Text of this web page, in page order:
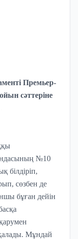
Премьер-
сәттеріне
№10
білдіріп,
сөзбен де
бұған дейін
Мұндай